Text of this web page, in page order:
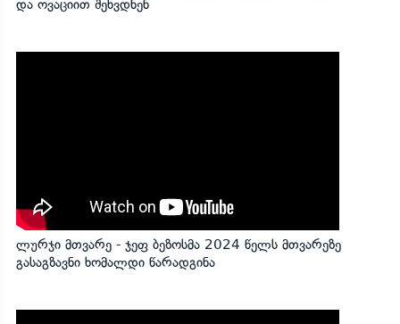
და ოვაციით შეხვდნენ
ლურჯი მთვარე - ჯეფ ბეზოსმა 2024 წელს მთვარეზე
გასაგზავნი ხომალდი წარადგინა